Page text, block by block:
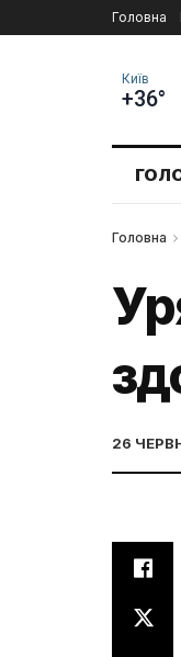
Головна
Київ
+36°
Головна
26